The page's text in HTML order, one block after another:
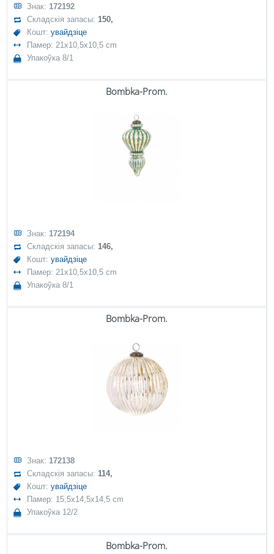
Знак: 172192
Складскія запасы:150,
Кошт:увайдзіце
Памер: 21x10,5x10,5 cm
Упакоўка 8/1
Bombka-Prom.
Знак: 172194
Складскія запасы:146,
Кошт:увайдзіце
Памер: 21x10,5x10,5 cm
Упакоўка 8/1
Bombka-Prom.
Знак: 172138
Складскія запасы:114,
Кошт:увайдзіце
Памер: 15,5x14,5x14,5 cm
Упакоўка 12/2
Bombka-Prom.